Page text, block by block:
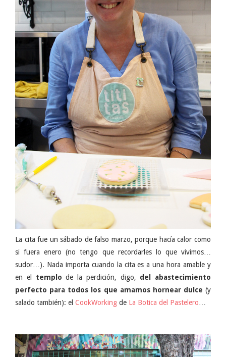
La cita fue un sábado de falso marzo, porque hacía calor como
si fuera enero (no tengo que recordarles lo que vivimos…
sudor…). Nada importa cuando la cita es a una hora amable y
en el templo de la perdición, digo, del abastecimiento
perfecto para todos los que amamos hornear dulce (y
salado también): el CookWorking de La Botica del Pastelero